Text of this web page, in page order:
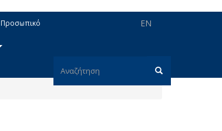
EN
Προσωπικό
Φόρμα